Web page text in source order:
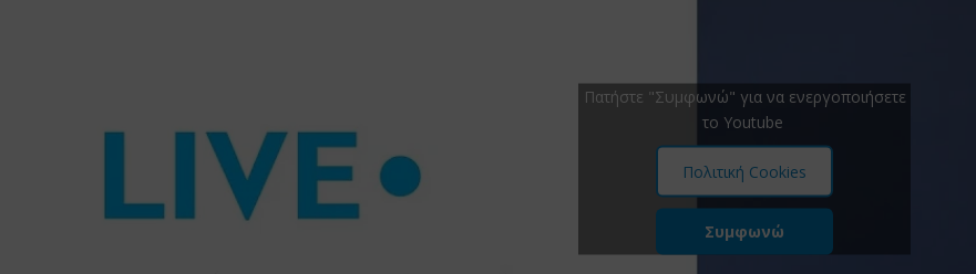
Πατήστε "Συμφωνώ" για να ενεργοποιήσετε
το Youtube
Πολιτική Cookies
Συμφωνώ